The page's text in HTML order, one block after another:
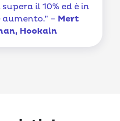
supera il 10% ed è in
– Mert
Hookain